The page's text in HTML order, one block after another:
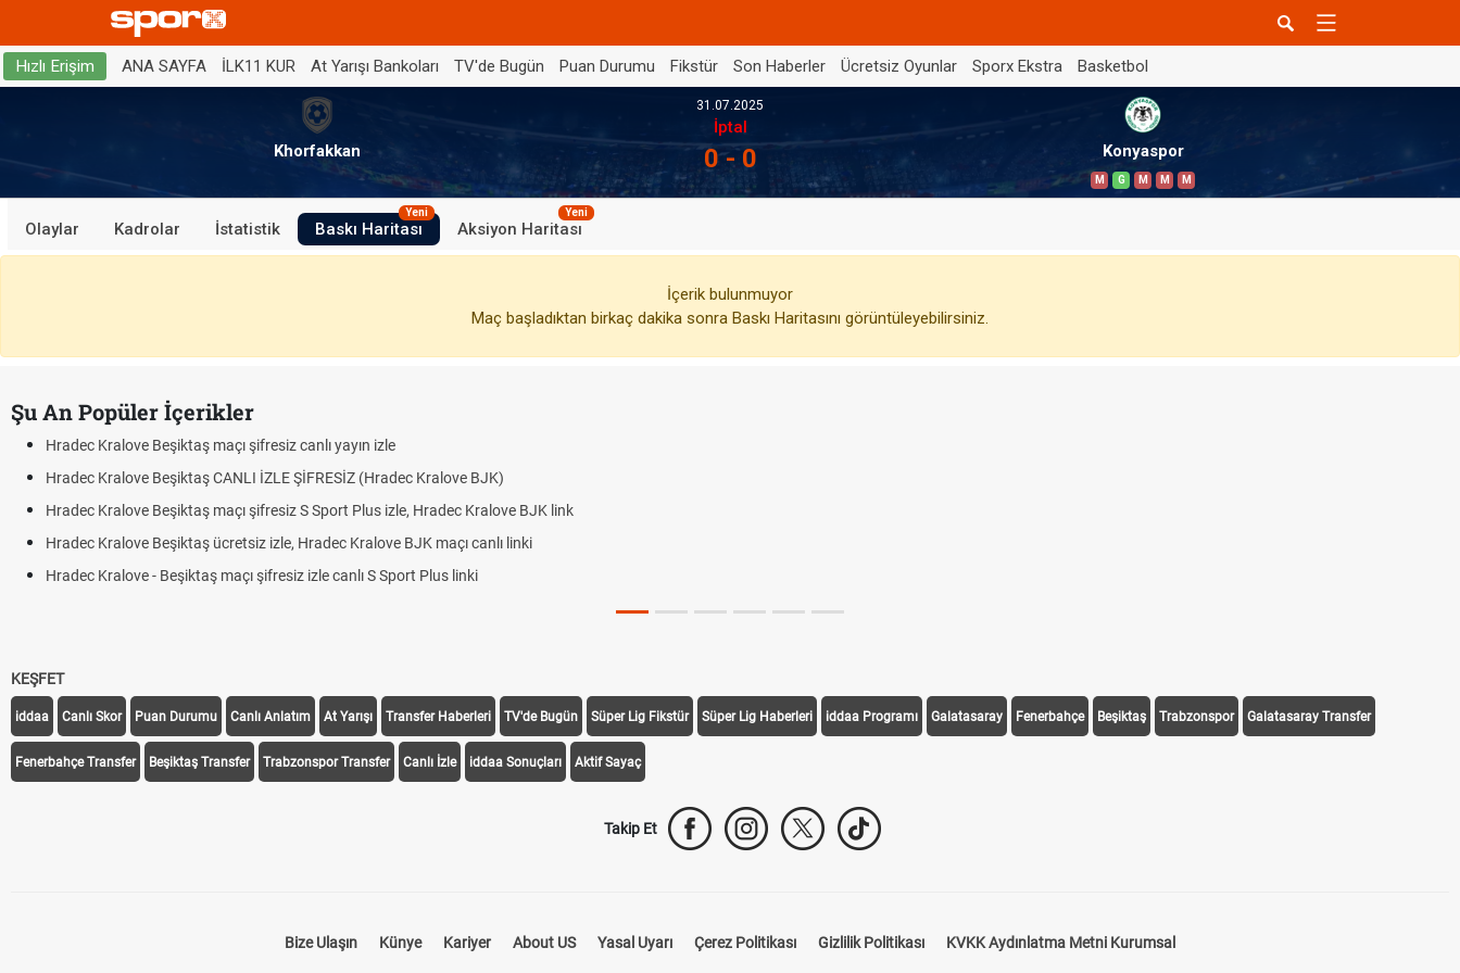
Hızlı Erişim ANA SAYFA İLK11 KUR At Yarışı Bankoları TV'de Bugün Puan Durumu Fikstür Son Haberler Ücretsiz Oyunlar Sporx Ekstra Basketbol
Khorfakkan
31.07.2025
İptal
0 - 0 Konyaspor
M G M M M
Olaylar Kadrolar İstatistik Baskı Haritası
Yeni
Aksiyon Haritası
Yeni
İçerik bulunmuyor
Maç başladıktan birkaç dakika sonra Baskı Haritasını görüntüleyebilirsiniz.
Şu An Popüler İçerikler
Hradec Kralove Beşiktaş maçı şifresiz canlı yayın izle
Hradec Kralove Beşiktaş CANLI İZLE ŞİFRESİZ (Hradec Kralove BJK)
Hradec Kralove Beşiktaş maçı şifresiz S Sport Plus izle, Hradec Kralove BJK link
Hradec Kralove Beşiktaş ücretsiz izle, Hradec Kralove BJK maçı canlı linki
Hradec Kralove - Beşiktaş maçı şifresiz izle canlı S Sport Plus linki
KEŞFET
iddaa Canlı Skor Puan Durumu Canlı Anlatım At Yarışı Transfer Haberleri TV'de Bugün Süper Lig Fikstür Süper Lig Haberleri iddaa Programı Galatasaray Fenerbahçe Beşiktaş Trabzonspor Galatasaray Transfer
Fenerbahçe Transfer Beşiktaş Transfer Trabzonspor Transfer Canlı İzle iddaa Sonuçları Aktif Sayaç
Takip Et
Bize Ulaşın Künye Kariyer About US Yasal Uyarı Çerez Politikası Gizlilik Politikası KVKK Aydınlatma Metni Kurumsal